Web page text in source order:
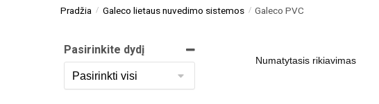
Pradžia / Galeco lietaus nuvedimo sistemos / Galeco PVC
Pasirinkite dydį